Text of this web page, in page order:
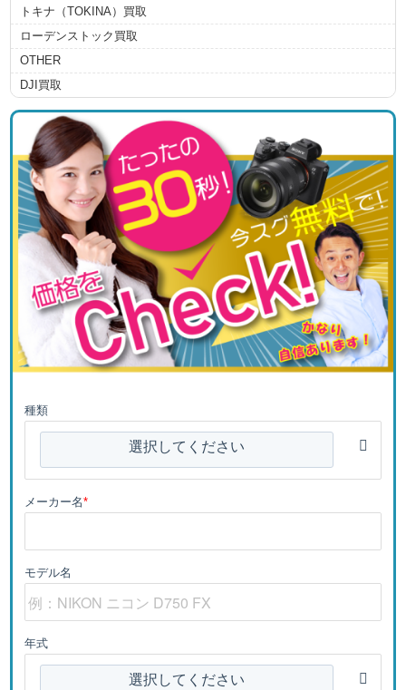
トキナ（TOKINA）買取
ローデンストック買取
OTHER
DJI買取
種類
選択してください
メーカー名*
モデル名
年式
選択してください